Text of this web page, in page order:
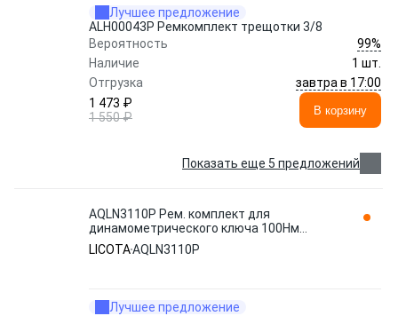
Лучшее предложение
ALH00043P Ремкомплект трещотки 3/8
Вероятность
99%
Наличие
1 шт.
Отгрузка
завтра в 17:00
1 473 ₽
1 550 ₽
В корзину
Показать еще 5 предложений
AQLN3110P Рем. комплект для
динамометрического ключа 100Нм
LICOTA
LICOTAAQLN3110P
Лучшее предложение